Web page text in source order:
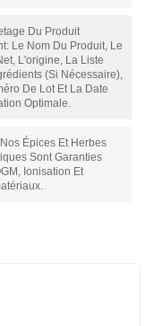
Du Produit
Le Nom Du Produit, Le
L'origine, La Liste
(si Nécessaire),
De Lot Et La Date
Optimale.
Épices Et Herbes
Sont Garanties
Ionisation Et